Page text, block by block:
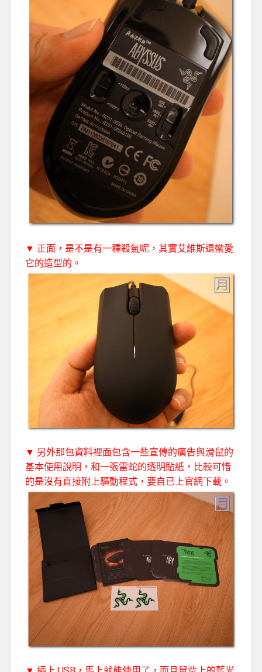
▼ 正面，是不是有一種殺氣呢，其實艾維斯還蠻愛
它的造型的。
▼ 另外那包資料裡面包含一些宣傳的廣告與滑鼠的
基本使用說明，和一張雷蛇的透明貼紙，比較可惜
的是沒有直接附上驅動程式，要自已上官網下載。